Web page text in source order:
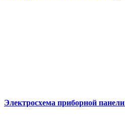
Электросхема приборной